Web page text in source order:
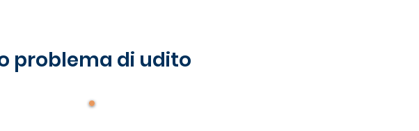
problema di udito